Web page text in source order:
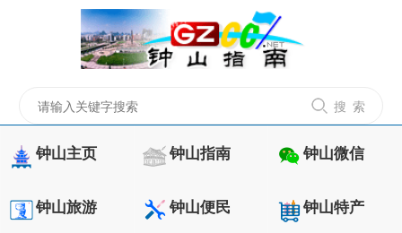
搜 索
钟山主页 钟山指南 钟山微信
钟山旅游 钟山便民 钟山特产